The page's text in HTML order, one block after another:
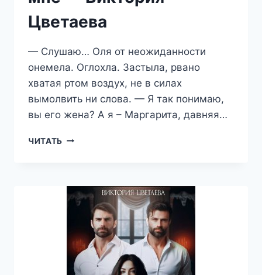
Цветаева
— Слушаю… Оля от неожиданности
онемела. Оглохла. Застыла, рвано
хватая ртом воздух, не в силах
вымолвить ни слова. — Я так понимаю,
вы его жена? А я – Маргарита, давняя…
ЧИТАТЬ (НЕ)
—
ВИКТОРИЯ
ЦВЕТАЕВА